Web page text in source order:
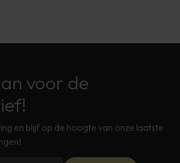
voor de
en blijf op de hoogte van onze laatste